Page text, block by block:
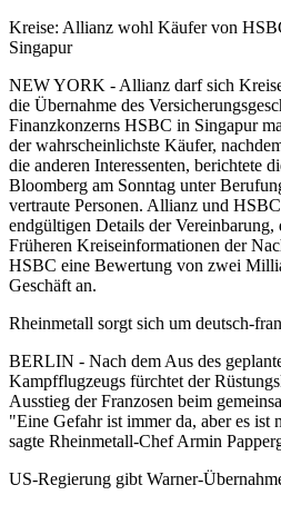
Kreise: Allianz wohl Käufer von
Singapur
NEW YORK - Allianz darf sich
die Übernahme des
Finanzkonzerns HSBC in Singapur
der wahrscheinlichste Käufer,
die anderen Interessenten, berichtete
Bloomberg am Sonntag unter
vertraute Personen. Allianz und
endgültigen Details der
Früheren Kreiseinformationen der
HSBC eine Bewertung von zwei
Geschäft an.
Rheinmetall sorgt sich um deutsch-
BERLIN - Nach dem Aus des
Kampfflugzeugs fürchtet der
Ausstieg der Franzosen beim
"Eine Gefahr ist immer da, aber es ist
sagte Rheinmetall-Chef Armin
US-Regierung gibt Warner-